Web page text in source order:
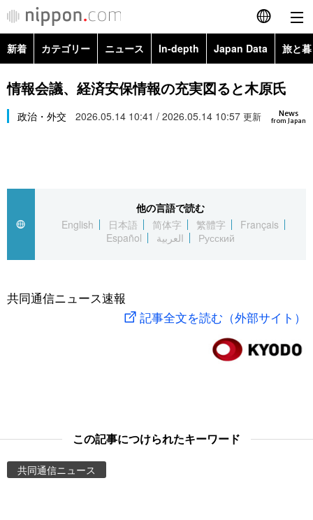
English
简体字
繁體字
العربية
社会
旅と暮らし
新着 カテゴリー ニュース In-depth Japan Data 旅と
政治・外交
経済・ビジネス
社会
文化
科学・技術
暮らし
Topics
Images
お知らせ
情報会議、経済安保情報の充実図ると木原氏
News
from Japan
政治・外交 2026.05.14 10:41 / 2026.05.14 10:57 更新
他の言語で読む
English
日本語 简体字 繁體字
Français
Español
العربية Русский
共同通信ニュース速報
記事全文を読む（外部サイト）
この記事につけられたキーワード
共同通信ニュース